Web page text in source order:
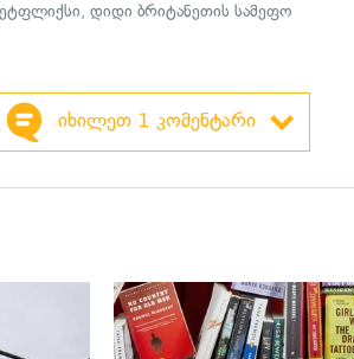
,დიდი ბრიტანეთის სამეფო
იხილეთ 1 კომენტარი
გადახედვა